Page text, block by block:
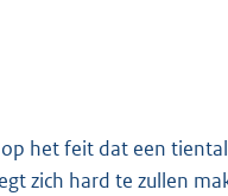
het feit dat een tiental
zich hard te zullen